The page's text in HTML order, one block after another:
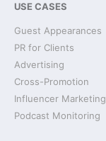
USE CASES
Guest Appearances
PR for Clients
Advertising
Cross-Promotion
Influencer Marketing
Podcast Monitoring